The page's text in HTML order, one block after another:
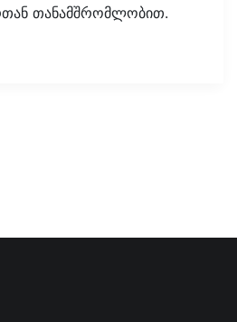
თანამშრომლობით.